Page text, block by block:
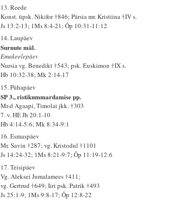
13. Reede
Konst. üpsk. Nikifor †846; Pärsia mr. Kristiina †IV s.
Js 13:2-13; 1Ms 8:4-21; Õp 10:31-11:12
14. Laupäev
Surnute mäl.
Emakeelepäev
Nursia vg. Benedikt †543; psk. Euskimon †IX s.
Hb 10:32-38; Mk 2:14-17
15. Pühapäev
SP 3., ristikummardamise pp.
Mr-d Agaapi, Timolai jkk. †303
7. v. HE Jh 20:1-10
Hb 4:14-5:6; Mk 8:34-9:1
16. Esmaspäev
Mr. Savin †287; vg. Kristodul †1101
Js 14:24-32; 1Ms 8:21-9:7; Õp 11:19-12:6
17. Teisipäev
Vg. Aleksei Jumalamees †411;
vg. Gertrud †649; Iiri psk. Patrik †493
Js 25:1-9; 1Ms 9:8-17; Õp 12:8-22